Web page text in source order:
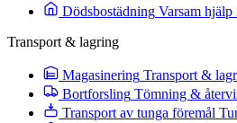
Dödsbostädning Varsam
Transport & lagring
Magasinering Transport &
Bortforsling Tömning &
Transport av tunga föremål